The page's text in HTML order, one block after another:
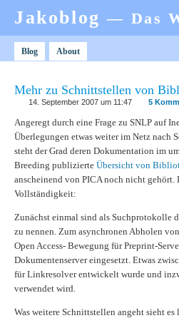
Jakoblog— Das
Blog About
Mehr zu Schnittstellen von
14. September 2007 um 11:47 5
Angeregt durch eine Frage zu SNLP auf
Überlegungen etwas weiter im Netz nach
steht der Grad deren Dokumentation im
Breeding publizierte Übersicht von
anscheinend von PICA noch nicht gehört.
Vollständigkeit:
Zunächst einmal sind als Suchprotokolle
zu nennen. Zum asynchronen Abholen
Open Access- Bewegung für Preprint-
Dokumentenserver eingesetzt. Etwas
für Linkresolver entwickelt wurde und
verwendet wird.
Was weitere Schnittstellen angeht sieht